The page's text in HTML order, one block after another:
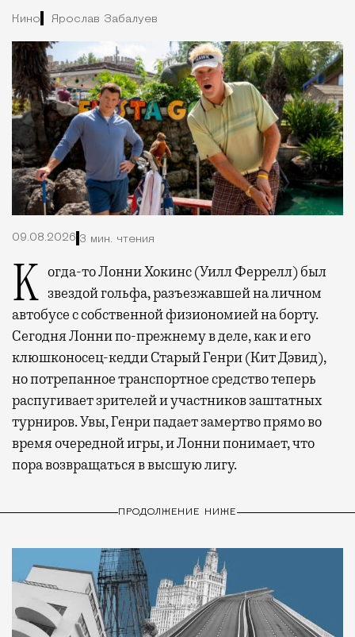
Кино Ярослав Забалуев
09.08.2026 3 мин. чтения
Когда-то Лонни Хокинс (Уилл Феррелл) был звездой гольфа, разъезжавшей на личном
автобусе с собственной физиономией на борту.
Сегодня Лонни по-прежнему в деле, как и его
клюшконосец-кедди Старый Генри (Кит Дэвид),
но потрепанное транспортное средство теперь
распугивает зрителей и участников заштатных
турниров. Увы, Генри падает замертво прямо во
время очередной игры, и Лонни понимает, что
пора возвращаться в высшую лигу.
ПРОДОЛЖЕНИЕ НИЖЕ